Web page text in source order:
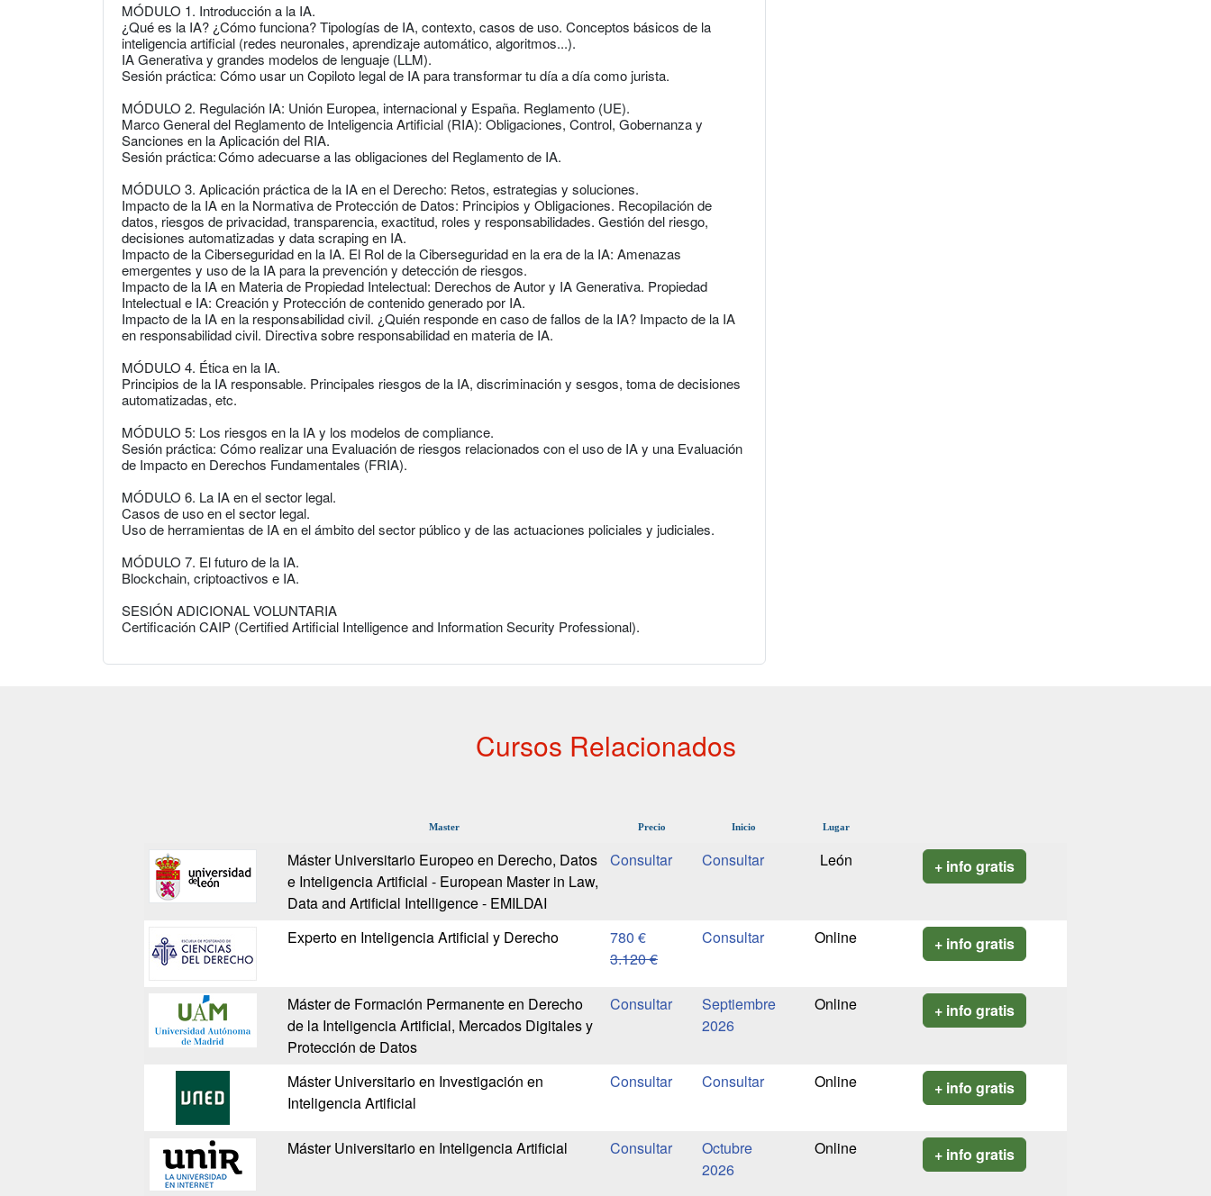
MÓDULO 1. Introducción a la IA.
¿Qué es la IA? ¿Cómo funciona? Tipologías de IA, contexto, casos de uso. Conceptos básicos de la
inteligencia artificial (redes neuronales, aprendizaje automático, algoritmos...).
IA Generativa y grandes modelos de lenguaje (LLM).
Sesión práctica: Cómo usar un Copiloto legal de IA para transformar tu día a día como jurista.
MÓDULO 2. Regulación IA: Unión Europea, internacional y España. Reglamento (UE).
Marco General del Reglamento de Inteligencia Artificial (RIA): Obligaciones, Control, Gobernanza y
Sanciones en la Aplicación del RIA.
Sesión práctica: Cómo adecuarse a las obligaciones del Reglamento de IA.
MÓDULO 3. Aplicación práctica de la IA en el Derecho: Retos, estrategias y soluciones.
Impacto de la IA en la Normativa de Protección de Datos: Principios y Obligaciones. Recopilación de
datos, riesgos de privacidad, transparencia, exactitud, roles y responsabilidades. Gestión del riesgo,
decisiones automatizadas y data scraping en IA.
Impacto de la Ciberseguridad en la IA. El Rol de la Ciberseguridad en la era de la IA: Amenazas
emergentes y uso de la IA para la prevención y detección de riesgos.
Impacto de la IA en Materia de Propiedad Intelectual: Derechos de Autor y IA Generativa. Propiedad
Intelectual e IA: Creación y Protección de contenido generado por IA.
Impacto de la IA en la responsabilidad civil. ¿Quién responde en caso de fallos de la IA? Impacto de la IA
en responsabilidad civil. Directiva sobre responsabilidad en materia de IA.
MÓDULO 4. Ética en la IA.
Principios de la IA responsable. Principales riesgos de la IA, discriminación y sesgos, toma de decisiones
automatizadas, etc.
MÓDULO 5: Los riesgos en la IA y los modelos de compliance.
Sesión práctica: Cómo realizar una Evaluación de riesgos relacionados con el uso de IA y una Evaluación
de Impacto en Derechos Fundamentales (FRIA).
MÓDULO 6. La IA en el sector legal.
Casos de uso en el sector legal.
Uso de herramientas de IA en el ámbito del sector público y de las actuaciones policiales y judiciales.
MÓDULO 7. El futuro de la IA.
Blockchain, criptoactivos e IA.
SESIÓN ADICIONAL VOLUNTARIA
Certificación CAIP (Certified Artificial Intelligence and Information Security Professional).
Cursos Relacionados
Master Precio Inicio Lugar
Máster Universitario Europeo en Derecho, Datos
e Inteligencia Artificial - European Master in Law,
Data and Artificial Intelligence - EMILDAI
León + info gratis
Experto en Inteligencia Artificial y Derecho
780 €
3.120 €
Online + info gratis
Máster de Formación Permanente en Derecho
de la Inteligencia Artificial, Mercados Digitales y
Protección de Datos
Septiembre
2026
Online + info gratis
Máster Universitario en Investigación en
Inteligencia Artificial
Online + info gratis
Máster Universitario en Inteligencia Artificial
Octubre
2026
Online + info gratis